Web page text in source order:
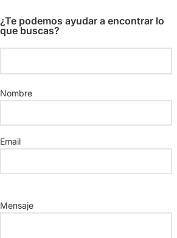
¿Te podemos ayudar a encontrar lo
que buscas?
Nombre
Email
favor,
Mensaje